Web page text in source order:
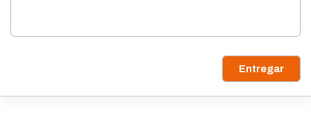
Entregar